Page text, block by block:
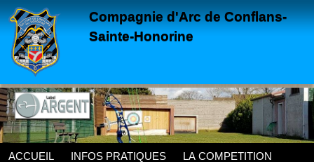
Compagnie d'Arc de Conflans-
Sainte-Honorine
ACCUEIL INFOS PRATIQUES LA COMPETITION
Panneau de gestion des cookies